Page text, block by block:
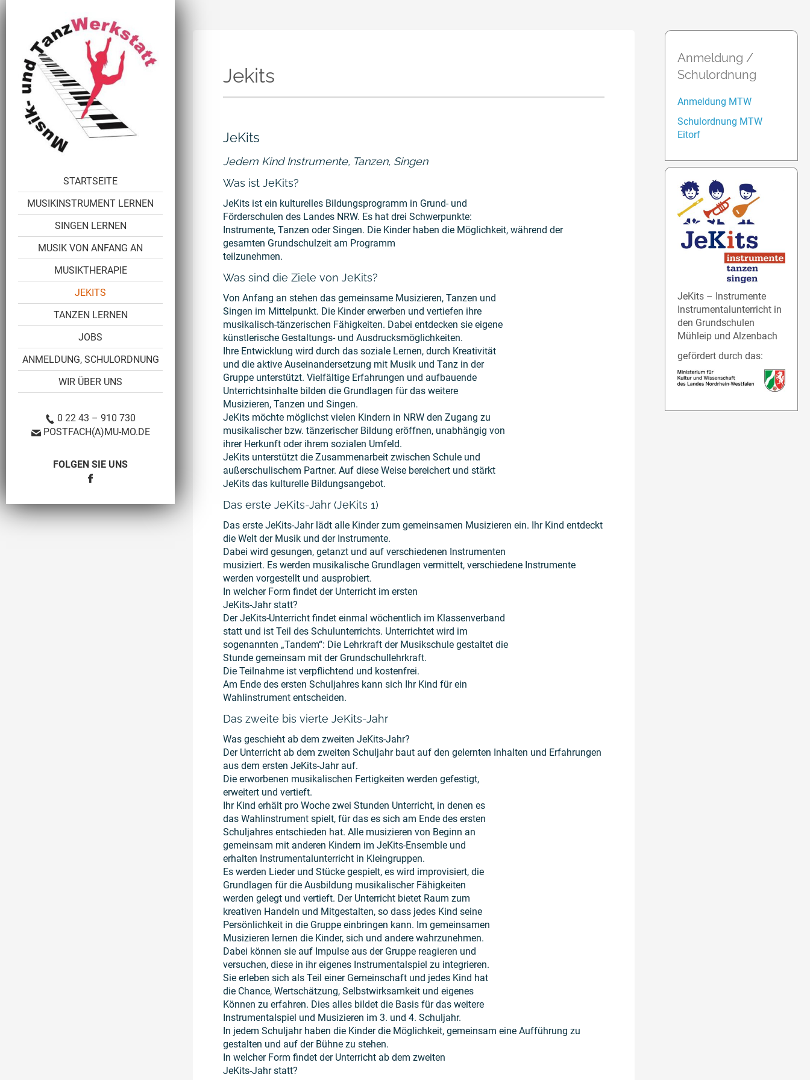
STARTSEITE
MUSIKINSTRUMENT LERNEN
SINGEN LERNEN
MUSIK VON ANFANG AN
MUSIKTHERAPIE
JEKITS
TANZEN LERNEN
JOBS
ANMELDUNG, SCHULORDNUNG
WIR ÜBER UNS
0 22 43 – 910 730
POSTFACH(A)MU-MO.DE
FOLGEN SIE UNS
Jekits
JeKits
Jedem Kind Instrumente, Tanzen, Singen
Was ist JeKits?
JeKits ist ein kulturelles Bildungsprogramm in Grund- und
Förderschulen des Landes NRW. Es hat drei Schwerpunkte:
Instrumente, Tanzen oder Singen. Die Kinder haben die Möglichkeit, während der
gesamten Grundschulzeit am Programm
teilzunehmen.
Was sind die Ziele von JeKits?
Von Anfang an stehen das gemeinsame Musizieren, Tanzen und
Singen im Mittelpunkt. Die Kinder erwerben und vertiefen ihre
musikalisch-tänzerischen Fähigkeiten. Dabei entdecken sie eigene
künstlerische Gestaltungs- und Ausdrucksmöglichkeiten.
Ihre Entwicklung wird durch das soziale Lernen, durch Kreativität
und die aktive Auseinandersetzung mit Musik und Tanz in der
Gruppe unterstützt. Vielfältige Erfahrungen und aufbauende
Unterrichtsinhalte bilden die Grundlagen für das weitere
Musizieren, Tanzen und Singen.
JeKits möchte möglichst vielen Kindern in NRW den Zugang zu
musikalischer bzw. tänzerischer Bildung eröffnen, unabhängig von
ihrer Herkunft oder ihrem sozialen Umfeld.
JeKits unterstützt die Zusammenarbeit zwischen Schule und
außerschulischem Partner. Auf diese Weise bereichert und stärkt
JeKits das kulturelle Bildungsangebot.
Das erste JeKits-Jahr (JeKits 1)
Das erste JeKits-Jahr lädt alle Kinder zum gemeinsamen Musizieren ein. Ihr Kind entdeckt
die Welt der Musik und der Instrumente.
Dabei wird gesungen, getanzt und auf verschiedenen Instrumenten
musiziert. Es werden musikalische Grundlagen vermittelt, verschiedene Instrumente
werden vorgestellt und ausprobiert.
In welcher Form findet der Unterricht im ersten
JeKits-Jahr statt?
Der JeKits-Unterricht findet einmal wöchentlich im Klassenverband
statt und ist Teil des Schulunterrichts. Unterrichtet wird im
sogenannten „Tandem“: Die Lehrkraft der Musikschule gestaltet die
Stunde gemeinsam mit der Grundschullehrkraft.
Die Teilnahme ist verpflichtend und kostenfrei.
Am Ende des ersten Schuljahres kann sich Ihr Kind für ein
Wahlinstrument entscheiden.
Das zweite bis vierte JeKits-Jahr
Was geschieht ab dem zweiten JeKits-Jahr?
Der Unterricht ab dem zweiten Schuljahr baut auf den gelernten Inhalten und Erfahrungen
aus dem ersten JeKits-Jahr auf.
Die erworbenen musikalischen Fertigkeiten werden gefestigt,
erweitert und vertieft.
Ihr Kind erhält pro Woche zwei Stunden Unterricht, in denen es
das Wahlinstrument spielt, für das es sich am Ende des ersten
Schuljahres entschieden hat. Alle musizieren von Beginn an
gemeinsam mit anderen Kindern im JeKits-Ensemble und
erhalten Instrumentalunterricht in Kleingruppen.
Es werden Lieder und Stücke gespielt, es wird improvisiert, die
Grundlagen für die Ausbildung musikalischer Fähigkeiten
werden gelegt und vertieft. Der Unterricht bietet Raum zum
kreativen Handeln und Mitgestalten, so dass jedes Kind seine
Persönlichkeit in die Gruppe einbringen kann. Im gemeinsamen
Musizieren lernen die Kinder, sich und andere wahrzunehmen.
Dabei können sie auf Impulse aus der Gruppe reagieren und
versuchen, diese in ihr eigenes Instrumentalspiel zu integrieren.
Sie erleben sich als Teil einer Gemeinschaft und jedes Kind hat
die Chance, Wertschätzung, Selbstwirksamkeit und eigenes
Können zu erfahren. Dies alles bildet die Basis für das weitere
Instrumentalspiel und Musizieren im 3. und 4. Schuljahr.
In jedem Schuljahr haben die Kinder die Möglichkeit, gemeinsam eine Aufführung zu
gestalten und auf der Bühne zu stehen.
In welcher Form findet der Unterricht ab dem zweiten
JeKits-Jahr statt?
Anmeldung /
Schulordnung
Anmeldung MTW
Schulordnung MTW
Eitorf
JeKits – Instrumente
Instrumentalunterricht in
den Grundschulen
Mühleip und Alzenbach
gefördert durch das: